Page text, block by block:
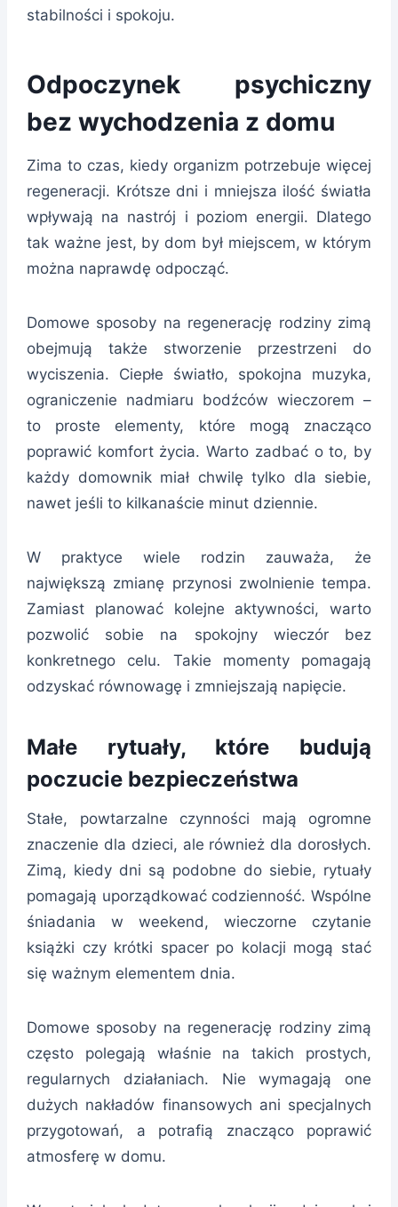
stabilności i spokoju.
Odpoczynek psychiczny
bez wychodzenia z domu
Zima to czas, kiedy organizm potrzebuje więcej
regeneracji. Krótsze dni i mniejsza ilość światła
wpływają na nastrój i poziom energii. Dlatego
tak ważne jest, by dom był miejscem, w którym
można naprawdę odpocząć.
Domowe sposoby na regenerację rodziny zimą
obejmują także stworzenie przestrzeni do
wyciszenia. Ciepłe światło, spokojna muzyka,
ograniczenie nadmiaru bodźców wieczorem –
to proste elementy, które mogą znacząco
poprawić komfort życia. Warto zadbać o to, by
każdy domownik miał chwilę tylko dla siebie,
nawet jeśli to kilkanaście minut dziennie.
W praktyce wiele rodzin zauważa, że
największą zmianę przynosi zwolnienie tempa.
Zamiast planować kolejne aktywności, warto
pozwolić sobie na spokojny wieczór bez
konkretnego celu. Takie momenty pomagają
odzyskać równowagę i zmniejszają napięcie.
Małe rytuały, które budują
poczucie bezpieczeństwa
Stałe, powtarzalne czynności mają ogromne
znaczenie dla dzieci, ale również dla dorosłych.
Zimą, kiedy dni są podobne do siebie, rytuały
pomagają uporządkować codzienność. Wspólne
śniadania w weekend, wieczorne czytanie
książki czy krótki spacer po kolacji mogą stać
się ważnym elementem dnia.
Domowe sposoby na regenerację rodziny zimą
często polegają właśnie na takich prostych,
regularnych działaniach. Nie wymagają one
dużych nakładów finansowych ani specjalnych
przygotowań, a potrafią znacząco poprawić
atmosferę w domu.